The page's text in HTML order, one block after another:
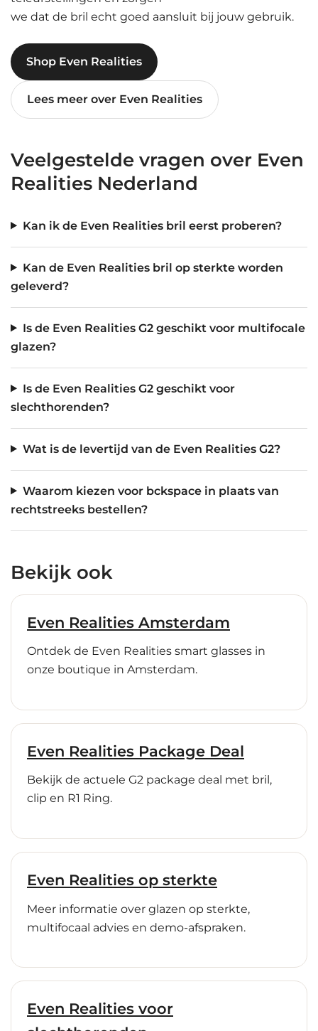
we dat de bril echt goed aansluit bij jouw gebruik.
Shop Even Realities
Lees meer over Even Realities
Veelgestelde vragen over Even
Realities Nederland
Kan ik de Even Realities bril eerst proberen?
Kan de Even Realities bril op sterkte worden
geleverd?
Is de Even Realities G2 geschikt voor multifocale
glazen?
Is de Even Realities G2 geschikt voor
slechthorenden?
Wat is de levertijd van de Even Realities G2?
Waarom kiezen voor bckspace in plaats van
rechtstreeks bestellen?
Bekijk ook
Even Realities Amsterdam
Ontdek de Even Realities smart glasses in
onze boutique in Amsterdam.
Even Realities Package Deal
Bekijk de actuele G2 package deal met bril,
clip en R1 Ring.
Even Realities op sterkte
Meer informatie over glazen op sterkte,
multifocaal advies en demo-afspraken.
Even Realities voor